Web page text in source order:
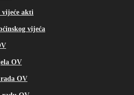
vijeće akti
vijeća
OV
OV